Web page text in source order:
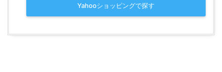
Yahooショッピングで探す